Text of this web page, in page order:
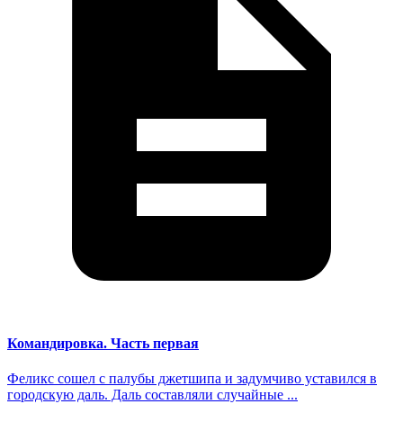
Командировка. Часть первая
Феликс сошел с палубы джетшипа и задумчиво уставился в
городскую даль. Даль составляли случайные ...